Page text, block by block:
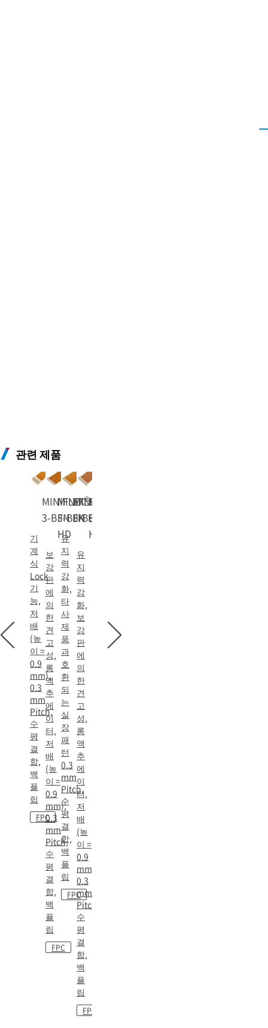
관련 제품
MINIFLEX®
3-BFN LK
기
계
식
Lock
기
능,
저
배
(높
이 =
0.9
mm),
0.3
mm
Pitch,
수
평
결
합,
백
플
립
FPC
MINIFLEX
3-BFN L-
HD
보
강
판
에
의
한
견
고
성,
롱
액
추
에
이
터,
저
배
(높
이 =
0.9
mm),
0.3
mm
Pitch,
수
평
결
합,
백
플
립
FPC
MINIFLEX
3-BFNH
유
지
력
강
화,
타
사
제
품
과
호
환
되
는
실
장
패
턴
0.3
mm
Pitch,
수
평
결
합,
백
플
립
FPC
MINIFLEX
3-BFNH L-
HD
유
지
력
강
화,
보
강
판
에
의
한
견
고
성,
롱
액
추
에
이
터,
저
배
(높
이 =
0.9
mm),
0.3
mm
Pitch,
수
평
결
합,
백
플
립
FPC